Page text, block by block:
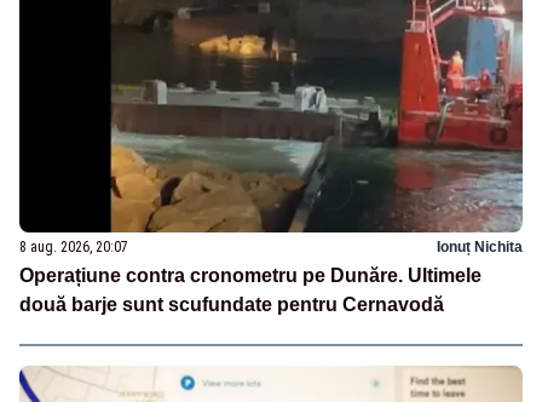
8 aug. 2026, 20:07 Ionuț Nichita
Operațiune contra cronometru pe Dunăre. Ultimele
două barje sunt scufundate pentru Cernavodă